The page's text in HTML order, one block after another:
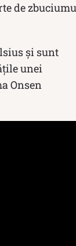
de
și sunt
unei
Onsen